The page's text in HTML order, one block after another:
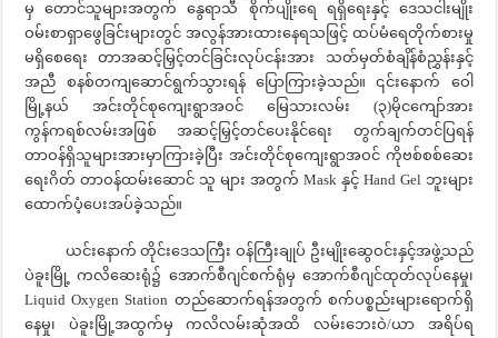
မှ တောင်သူများအတွက် နွေရာသီ စိုက်ပျိုးရေ ရရှိရေးနှင့် ဒေသငါးမျိုး
ဝမ်းစာရှာဖွေခြင်းများတွင် အလွန်အားထားနေရသဖြင့် ထပ်မံရေတိုက်စားမှု
မရှိစေရေး တာအဆင့်မြှင့်တင်ခြင်းလုပ်ငန်းအား သတ်မှတ်စံချိန်စံညွှန်းနှင့်
အညီ စနစ်တကျဆောင်ရွက်သွားရန် ပြောကြားခဲ့သည်။ ၎င်းနောက် ဝေါ
မြို့နယ် အင်းတိုင်စုကျေးရွာအဝင် မြေသားလမ်း (၃)မိုငကျော်အား
ကွန်ကရစ်လမ်းအဖြစ် အဆင့်မြှင့်တင်ပေးနိုင်ရေး တွက်ချက်တင်ပြရန်
တာဝန်ရှိသူများအားမှာကြားခဲ့ပြီး အင်းတိုင်စုကျေးရွာအဝင် ကိုဗစ်စစ်ဆေး
ရေးဂိတ် တာဝန်ထမ်းဆောင် သူ များ အတွက် Mask နှင့် Hand Gel ဘူးများ
ထောက်ပံ့ပေးအပ်ခဲ့သည်။
ယင်းနောက် တိုင်းဒေသကြီး ဝန်ကြီးချုပ် ဦးမျိုးဆွေဝင်းနှင့်အဖွဲ့သည်
ပဲခူးမြို့ ကလိဆေးရုံ၌ အောက်စီဂျင်စက်ရုံမှ အောက်စီဂျင်ထုတ်လုပ်နေမှု၊
Liquid Oxygen Station တည်ဆောက်ရန်အတွက် စက်ပစ္စည်းများရောက်ရှိ
နေမှု၊ ပဲခူးမြို့အထွက်မှ ကလိလမ်းဆုံအထိ လမ်းဘေးဝဲ/ယာ အရိပ်ရ